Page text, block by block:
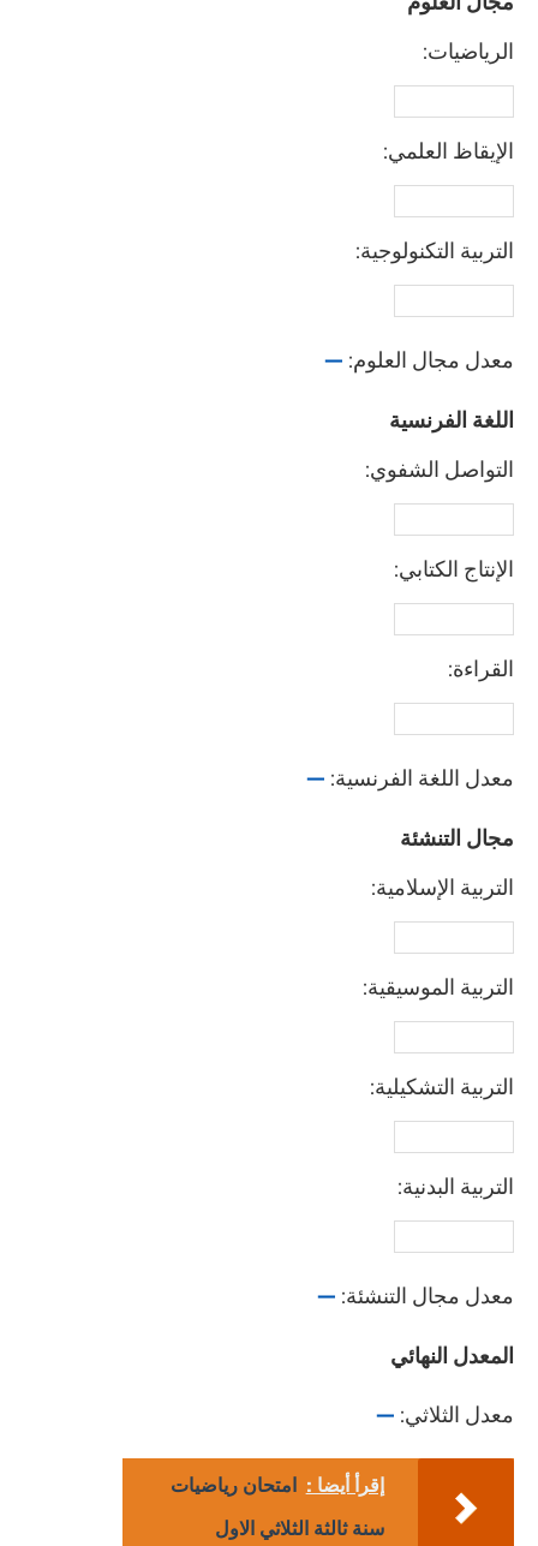
الرياضيات:
الإيقاظ العلمي:
التربية التكنولوجية:
معدل مجال العلوم: —
اللغة الفرنسية
التواصل الشفوي:
الإنتاج الكتابي:
القراءة:
معدل اللغة الفرنسية: —
مجال التنشئة
التربية الإسلامية:
التربية الموسيقية:
التربية التشكيلية:
التربية البدنية:
معدل مجال التنشئة: —
المعدل النهائي
معدل الثلاثي: —
إقرأ أيضا : امتحان رياضيات
سنة ثالثة الثلاثي الاول